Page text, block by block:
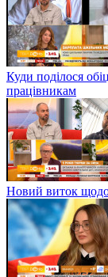
Куди поділося
працівникам
Новий виток